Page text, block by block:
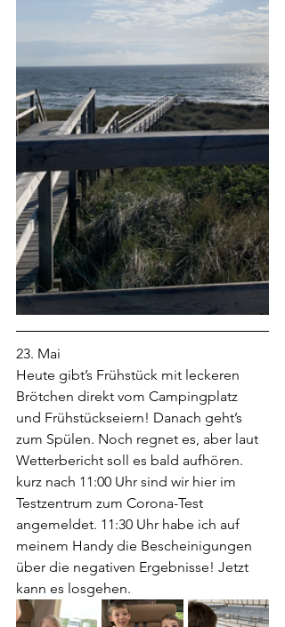
23. Mai
Heute gibt’s Frühstück mit leckeren
Brötchen direkt vom Campingplatz
und Frühstückseiern! Danach geht’s
zum Spülen. Noch regnet es, aber laut
Wetterbericht soll es bald aufhören.
kurz nach 11:00 Uhr sind wir hier im
Testzentrum zum Corona-Test
angemeldet. 11:30 Uhr habe ich auf
meinem Handy die Bescheinigungen
über die negativen Ergebnisse! Jetzt
kann es losgehen.